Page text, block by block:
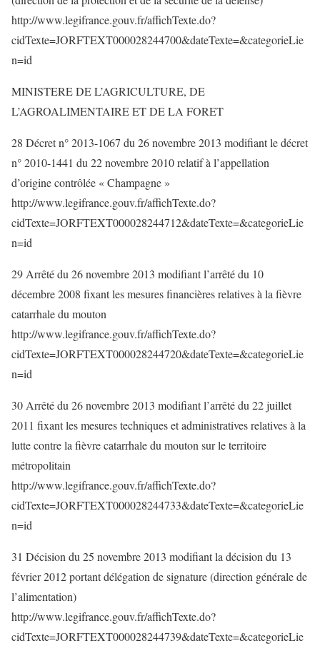
http://www.legifrance.gouv.fr/affichTexte.do?
cidTexte=JORFTEXT000028244700&dateTexte=&categorieLie
n=id
MINISTERE DE L’AGRICULTURE, DE
L’AGROALIMENTAIRE ET DE LA FORET
28 Décret n° 2013-1067 du 26 novembre 2013 modifiant le décret
n° 2010-1441 du 22 novembre 2010 relatif à l’appellation
d’origine contrôlée « Champagne »
http://www.legifrance.gouv.fr/affichTexte.do?
cidTexte=JORFTEXT000028244712&dateTexte=&categorieLie
n=id
29 Arrêté du 26 novembre 2013 modifiant l’arrêté du 10
décembre 2008 fixant les mesures financières relatives à la fièvre
catarrhale du mouton
http://www.legifrance.gouv.fr/affichTexte.do?
cidTexte=JORFTEXT000028244720&dateTexte=&categorieLie
n=id
30 Arrêté du 26 novembre 2013 modifiant l’arrêté du 22 juillet
2011 fixant les mesures techniques et administratives relatives à la
lutte contre la fièvre catarrhale du mouton sur le territoire
métropolitain
http://www.legifrance.gouv.fr/affichTexte.do?
cidTexte=JORFTEXT000028244733&dateTexte=&categorieLie
n=id
31 Décision du 25 novembre 2013 modifiant la décision du 13
février 2012 portant délégation de signature (direction générale de
l’alimentation)
http://www.legifrance.gouv.fr/affichTexte.do?
cidTexte=JORFTEXT000028244739&dateTexte=&categorieLie